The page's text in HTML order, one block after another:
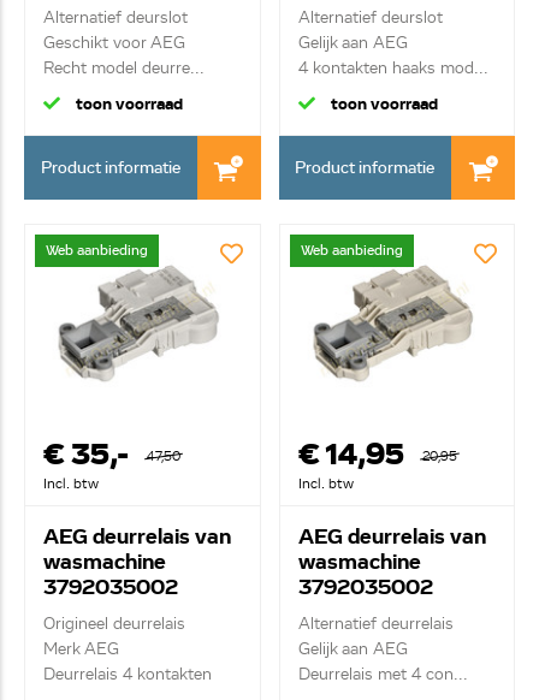
Alternatief deurslot
Geschikt voor AEG
Recht model deurre...
toon voorraad
Product informatie
Alternatief deurslot
Gelijk aan AEG
4 kontakten haaks mod...
toon voorraad
Product informatie
Web aanbieding
€ 35,-
47,50
Incl. btw
AEG deurrelais van
wasmachine
3792035002
Origineel deurrelais
Merk AEG
Deurrelais 4 kontakten
Web aanbieding
€ 14,95
20,95
Incl. btw
AEG deurrelais van
wasmachine
3792035002
Alternatief deurrelais
Gelijk aan AEG
Deurrelais met 4 con...